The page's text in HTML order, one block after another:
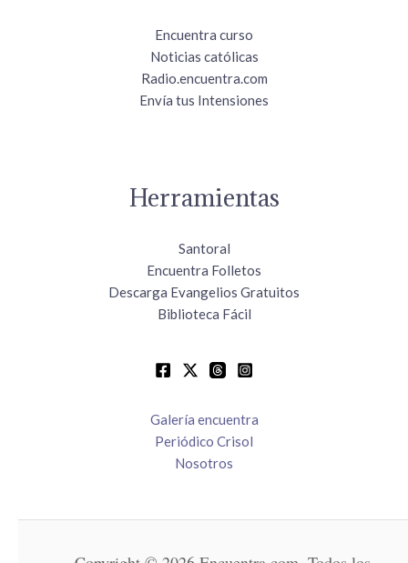
Encuentra curso
Noticias católicas
Radio.encuentra.com
Envía tus Intensiones
Herramientas
Santoral
Encuentra Folletos
Descarga Evangelios Gratuitos
Biblioteca Fácil
Galería encuentra
Periódico Crisol
Nosotros